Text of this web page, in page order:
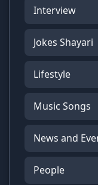
Interview
Jokes Shayari
Lifestyle
Music Songs
News and
People